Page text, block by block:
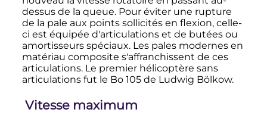
dessus de la queue. Pour éviter une rupture
de la pale aux points sollicités en flexion, celle-
ci est équipée d'articulations et de butées ou
amortisseurs spéciaux. Les pales modernes en
matériau composite s'affranchissent de ces
articulations. Le premier hélicoptère sans
articulations fut le Bo 105 de Ludwig Bölkow.
Vitesse maximum